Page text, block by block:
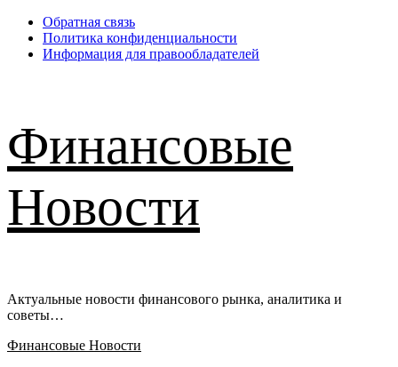
Перейти
содержимому
Обратная связь
Политика конфиденциальности
Информация для правообладателей
Финансовые
Новости
Актуальные новости финансового рынка, аналитика и
советы…
Основное
Финансовые Новости